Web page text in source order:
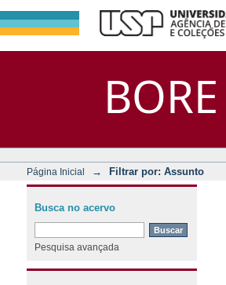
BORE
Página Inicial → Filtrar por: Assunto
Busca no acervo
Pesquisa avançada